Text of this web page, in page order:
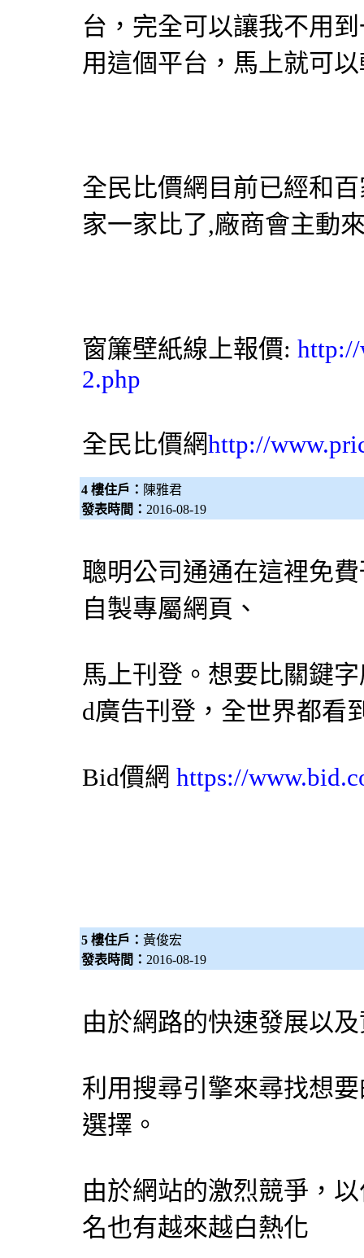
台，完全可以讓我不用
用這個平台，馬上就可
全民比價網 目前已經和
家一家比了,廠商會主動
窗簾壁紙線上報價: http://
2.php
全民比價網http://
4 樓住戶： 陳雅君
發表時間： 2016-08-19
聰明公司通通在這裡免
自製專屬網頁、
馬上刊登。想要比關鍵
d廣告刊登，全世界都看
Bid價網 https://
5 樓住戶： 黃俊宏
發表時間： 2016-08-19
由於網路的快速發展以
利用搜尋引擎來尋找想
選擇。
由於網站的激烈競爭，
名也有越來越白熱化